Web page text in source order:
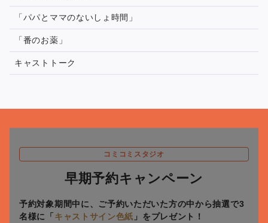
「パパとママのないしょ時間」
「番のお薬」
キャストトーク
コミコミスタジオ
早期予約キャンペーン
予約対象期間中に、ご予約いただいた方の中から抽選で3
名様に
「 キャストサイン色紙 」をプレゼント！